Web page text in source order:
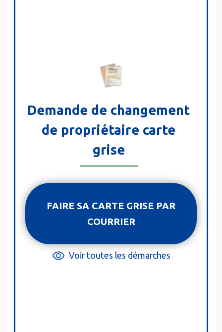
Demande de changement
de propriétaire carte
grise
FAIRE SA CARTE GRISE PAR
COURRIER
Voir toutes les démarches